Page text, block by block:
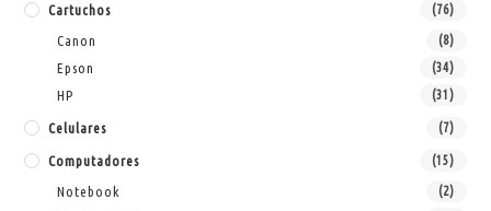
Cartuchos (76)
Canon (8)
Epson (34)
HP (31)
Celulares (7)
Computadores (15)
Notebook (2)